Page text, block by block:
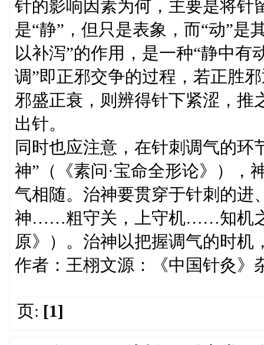
针的影响因素为何，主要是将针
是“静”，但只是表象，而“动”是
以补泻”的作用，是一种“静中有
调”即正邪交争的过程，若正胜
邪盛正衰，则辨得针下紧涩，推
出针。
同时也应注意，在针刺调气的环
神”（《素问·宝命全形论》），
气相随。治神要贯穿于针刺的进
神……粗守关，上守机……知机之
原》）。治神以把握调气的时机
作者：王栩文源：《中国针灸》
页: [1]